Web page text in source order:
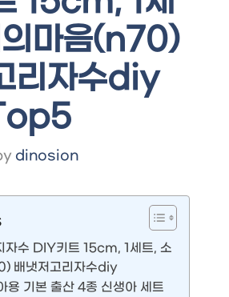
마음(n70)
리자수diy
dinosion
자수 DIY키트 15cm, 1세트, 소
배냇저고리자수diy
용 기본 출산 4종 신생아 세트